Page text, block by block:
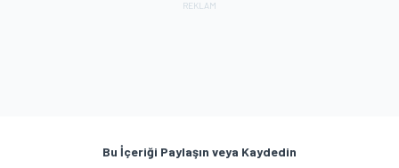
Bu İçeriği Paylaşın veya Kaydedin